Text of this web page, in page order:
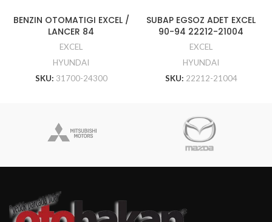
BENZIN OTOMATIGI EXCEL /
LANCER 84
EXCEL
HYUNDAI
SKU: 31700-24300
SUBAP EGSOZ ADET EXCEL
90-94 22212-21004
EXCEL
HYUNDAI
SKU: 22212-21004